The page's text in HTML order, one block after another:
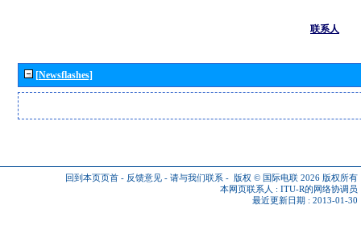
联系人
[Newsflashes]
回到本页页首 - 反馈意见 - 请与我们联系 - 版权 © 国际电联 2026 版权所有
本网页联系人 : ITU-R的网络协调员
最近更新日期 : 2013-01-30